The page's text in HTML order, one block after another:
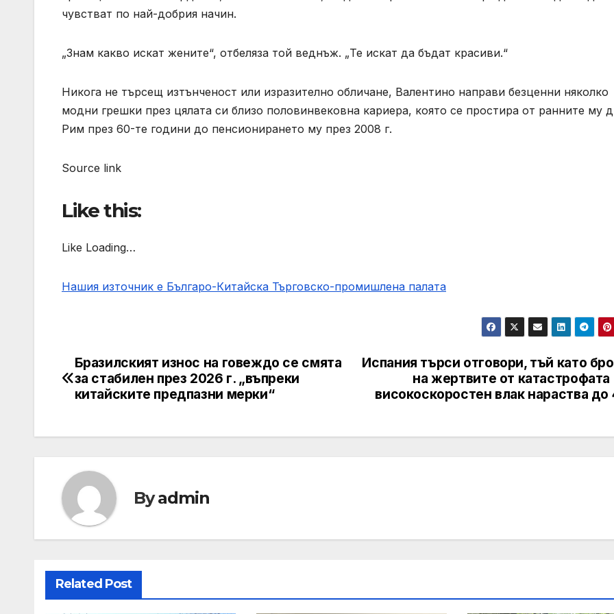
чувстват по най-добрия начин.
„Знам какво искат жените“, отбеляза той веднъж. „Те искат да бъдат красиви.“
Никога не търсещ изтънченост или изразително обличане, Валентино направи безценни няколко
модни грешки през цялата си близо половинвековна кариера, която се простира от ранните му
Рим през 60-те години до пенсионирането му през 2008 г.
Source link
Like this:
Like Loading…
Нашия източник е Българо-Китайска Търговско-промишлена палaта
Post
navigation
Испания търси отговори, тъй като
на жертвите от катастрофата
високоскоростен влак нараства до
Бразилският износ на говеждо се смята
за стабилен през 2026 г. „въпреки
китайските предпазни мерки“
Byadmin
Related Post